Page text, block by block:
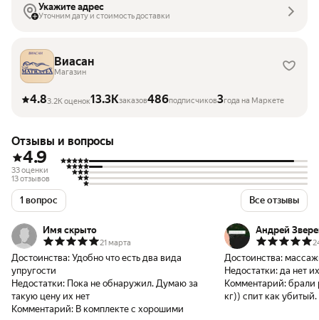
Укажите адрес
Уточним дату и стоимость доставки
Виасан
Магазин
4.83.2K оценок13.3Kзаказов486подписчиков3года на Маркете
Отзывы и вопросы
4.9
33 оценки
13 отзывов
1 вопрос Все отзывы
Имя скрыто
21 марта
Достоинства: Удобно что есть два вида
упругости
Недостатки: Пока не обнаружил. Думаю за
такую цену их нет
Комментарий: В комплекте с хорошими
Андрей
Достоинства:
Недостатки: да нет их
Комментарий: брали
кг)) спит как